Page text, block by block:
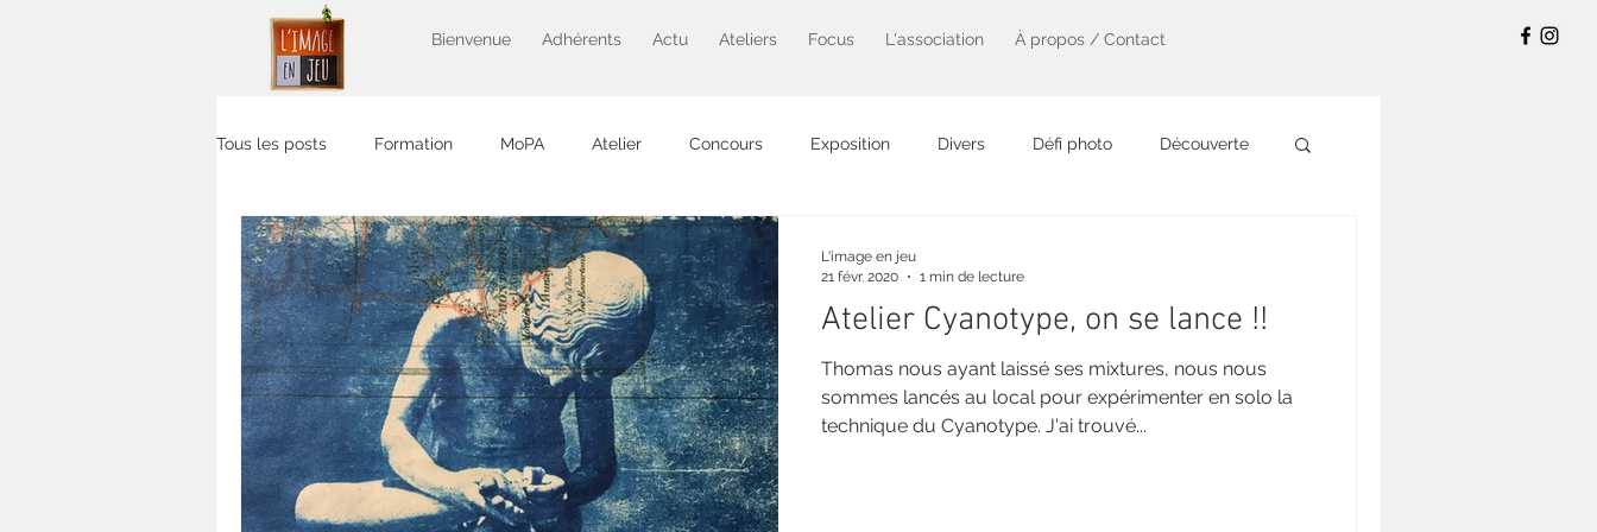
Bienvenue Adhérents Actu Ateliers Focus L'association À propos / Contact
Tous les posts Formation MoPA Atelier Concours Exposition Divers Défi photo Découverte
Sortie photo apéro photo Projet photo
Atelier Cyanotype, on se lance !!
Thomas nous ayant laissé ses mixtures, nous nous
sommes lancés au local pour expérimenter en solo la
technique du Cyanotype. J'ai trouvé...
L'image en jeu
21 févr. 2020
1 min de lecture